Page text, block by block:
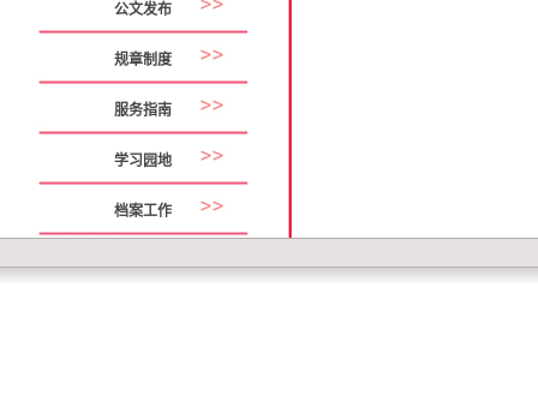
公文发布
规章制度
服务指南
学习园地
档案工作